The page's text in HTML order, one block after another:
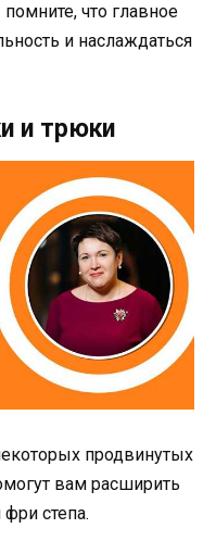
что главное
и наслаждаться
и трюки
продвинутых
вам расширить
степа.